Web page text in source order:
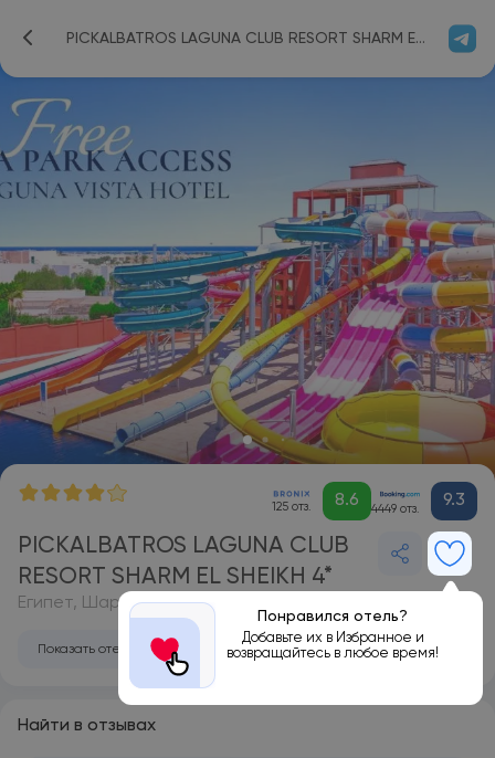
PICKALBATROS LAGUNA CLUB RESORT SHARM EL SHEIKH 4*
125 отз. 8.6 4449 отз. 9.3
PICKALBATROS LAGUNA CLUB
RESORT SHARM EL SHEIKH 4*
Понравился отель?
Добавьте их в Избранное и
возвращайтесь в любое время!
Египет, Шарм-эль-Шейх
Показать отель на карте
Найти в отзывах